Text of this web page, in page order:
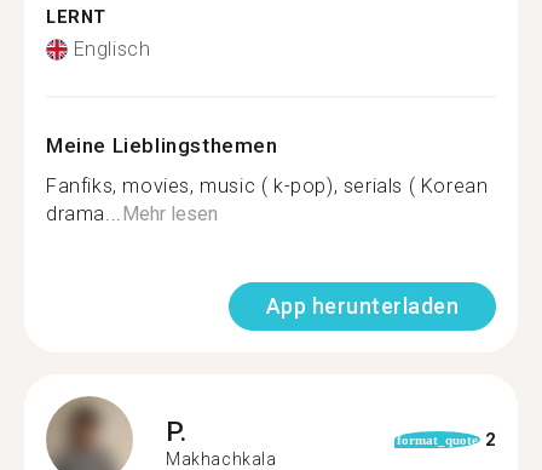
LERNT
Englisch
Meine Lieblingsthemen
Fanfiks, movies, music ( k-pop), serials ( Korean
drama...Mehr lesen
App herunterladen
P.
Makhachkala
format_quote 2